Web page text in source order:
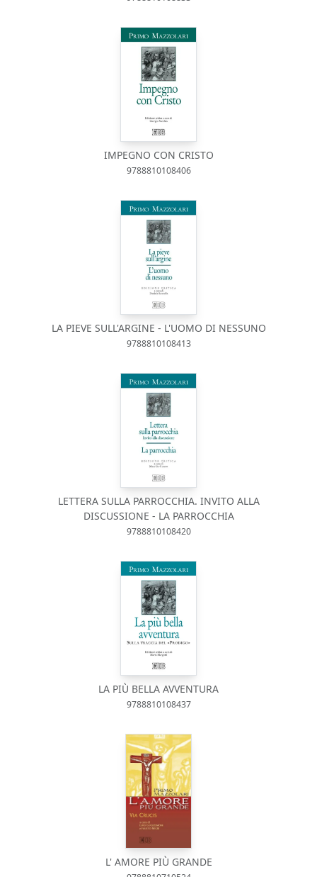
IMPEGNO CON CRISTO
9788810108406
LA PIEVE SULL'ARGINE - L'UOMO DI NESSUNO
9788810108413
LETTERA SULLA PARROCCHIA. INVITO ALLA
DISCUSSIONE - LA PARROCCHIA
9788810108420
LA PIÙ BELLA AVVENTURA
9788810108437
L' AMORE PIÙ GRANDE